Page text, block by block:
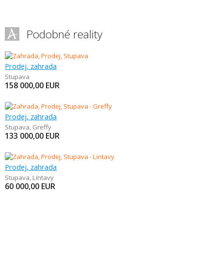
Podobné reality
Prodej, zahrada
Stupava
158 000,00 EUR
Prodej, zahrada
Stupava, Greffy
133 000,00 EUR
Prodej, zahrada
Stupava, Lintavy
60 000,00 EUR